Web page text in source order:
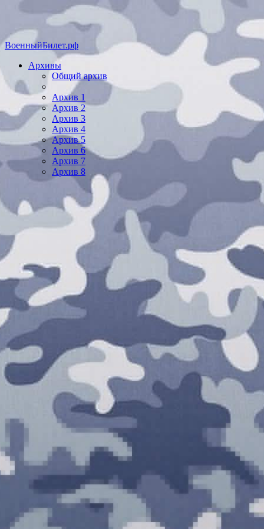
ВоенныйБилет.рф
Архивы
Общий архив
Архив 1
Архив 2
Архив 3
Архив 4
Архив 5
Архив 6
Архив 7
Архив 8